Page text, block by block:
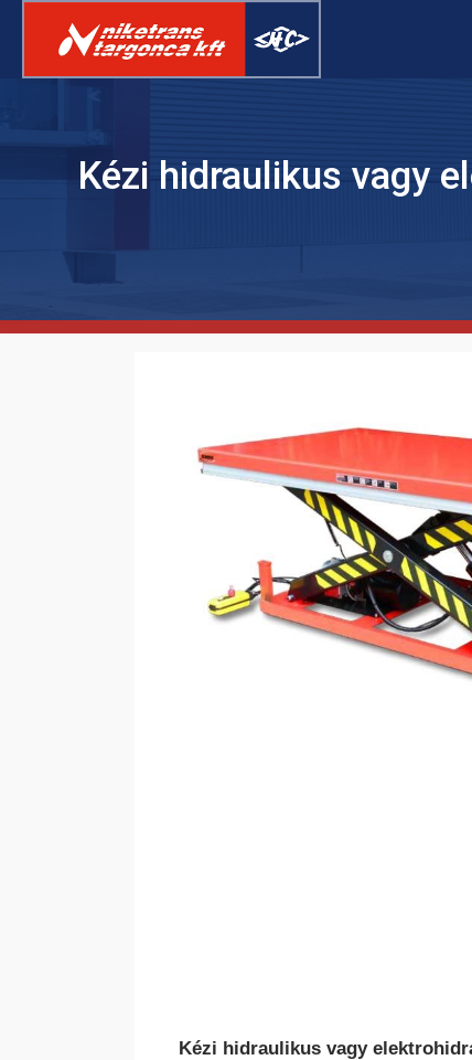
ELEKTROMOS
RAKLAPSZÁLLÍTÓ
Kézi hidraulikus vagy
Kézi hidraulikus vagy